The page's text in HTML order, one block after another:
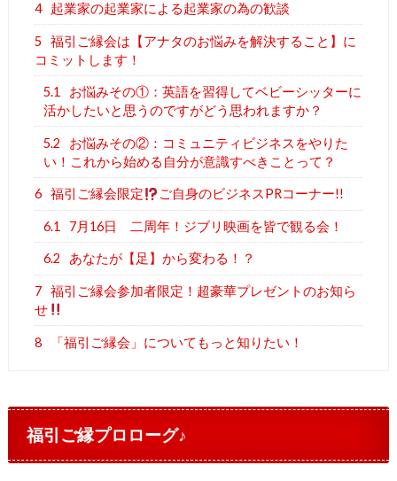
4 起業家の起業家による起業家の為の歓談
5 福引ご縁会は【アナタのお悩みを解決すること】に
コミットします！
5.1
お悩みその①：英語を習得してベビーシッターに
活かしたいと思うのですがどう思われますか？
5.2
お悩みその②：コミュニティビジネスをやりた
い！これから始める自分が意識すべきことって？
6 福引ご縁会限定 ご自身のビジネスPRコーナー!!
6.1 7月16日 二周年！ジブリ映画を皆で観る会！
6.2 あなたが【足】から変わる！？
7 福引ご縁会参加者限定！超豪華プレゼントのお知ら
せ
8 「福引ご縁会」についてもっと知りたい！
福引ご縁プロローグ♪